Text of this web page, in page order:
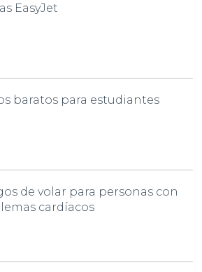
EasyJet
baratos para estudiantes
de volar para personas con
cardíacos